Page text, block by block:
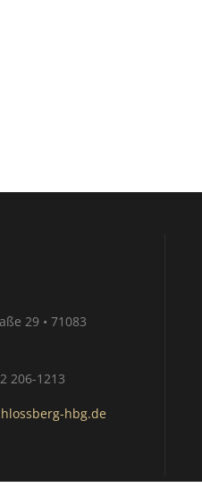
29 • 71083
206-1213
hbg.de